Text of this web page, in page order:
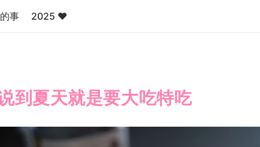
事 2025 ❤️
到夏天就是要大吃特吃